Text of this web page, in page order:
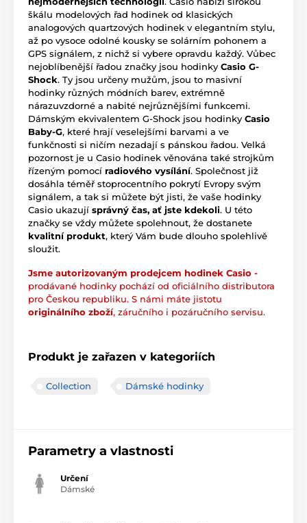
škálu modelových řad hodinek od klasických
analogových quartzových hodinek v elegantním stylu,
až po vysoce odolné kousky se solárním pohonem a
GPS signálem, z nichž si vybere opravdu každý. Vůbec
nejoblíbenější řadou značky jsou hodinky Casio G-
Shock. Ty jsou určeny mužům, jsou to masivní
hodinky různých módních barev, extrémně
nárazuvzdorné a nabité nejrůznějšími funkcemi.
Dámským ekvivalentem G-Shock jsou hodinky Casio
Baby-G, které hrají veselejšími barvami a ve
funkčnosti si ničím nezadají s pánskou řadou. Velká
pozornost je u Casio hodinek věnována také strojkům
řízeným pomocí radiového vysílání. Společnost již
dosáhla téměř stoprocentního pokrytí Evropy svým
signálem, a tak si můžete být jisti, že vaše hodinky
Casio ukazují správný čas, ať jste kdekoli. U této
značky se vždy můžete spolehnout, že dostanete
kvalitní produkt, který Vám bude dlouho spolehlivě
sloužit.
Jsme autorizovaným prodejcem hodinek Casio -
prodávané hodinky pochází od oficiálního distributora
pro Českou republiku. S námi máte jistotu
originálního zboží, záručního i pozáručního servisu.
Produkt je zařazen v kategoriích
Collection Dámské hodinky
Parametry a vlastnosti
Určení
Dámské